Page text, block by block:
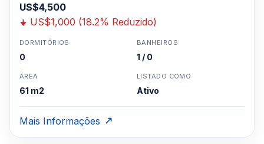
US$4,500
US$1,000 (18.2% Reduzido)
DORMITÓRIOS
0
BANHEIROS
1 / 0
ÁREA
61 m2
LISTADO COMO
Ativo
Mais Informações